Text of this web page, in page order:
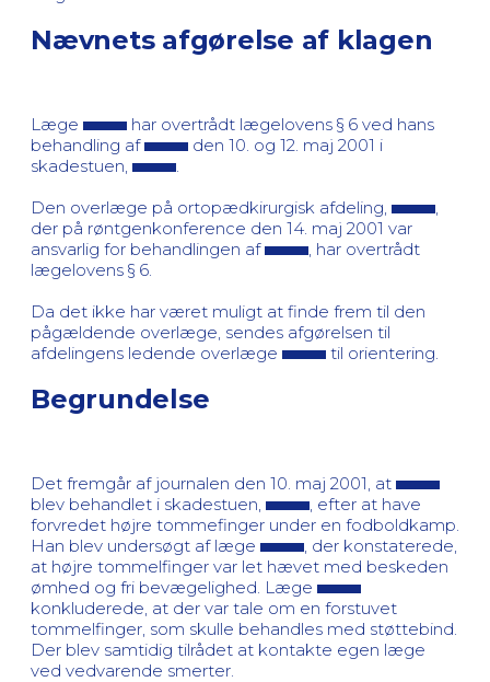
Nævnets afgørelse af klagen
Læge
har overtrådt lægelovens § 6 ved hans
behandling af
den 10. og 12. maj 2001 i
skadestuen,
Den overlæge på ortopædkirurgisk afdeling,
der på røntgenkonference den 14. maj 2001 var
ansvarlig for behandlingen af
, har overtrådt
lægelovens § 6.
Da det ikke har været muligt at finde frem til den
pågældende overlæge, sendes afgørelsen til
afdelingens ledende overlæge
til orientering.
Begrundelse
Det fremgår af journalen den 10. maj 2001, at
blev behandlet i skadestuen,
, efter at have
forvredet højre tommefinger under en fodboldkamp.
Han blev undersøgt af læge
, der konstaterede,
at højre tommelfinger var let hævet med beskeden
ømhed og fri bevægelighed. Læge
konkluderede, at der var tale om en forstuvet
tommelfinger, som skulle behandles med støttebind.
Der blev samtidig tilrådet at kontakte egen læge
ved vedvarende smerter.